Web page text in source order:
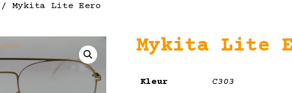
/ Mykita Lite Eero
Mykita Lite
Kleur C303